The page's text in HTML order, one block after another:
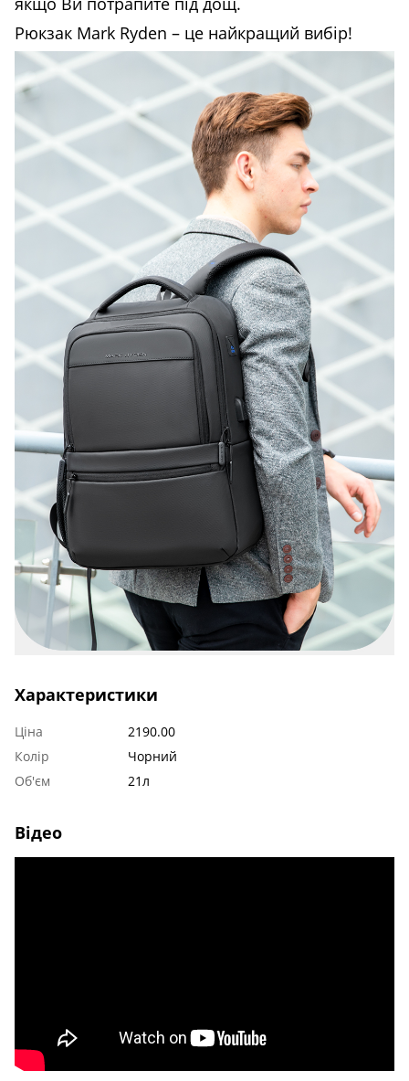
Рюкзак Mark Ryden – це найкращий вибір!
Характеристики
Ціна
2190.00
Колір
Чорний
Об'єм
21л
Відео